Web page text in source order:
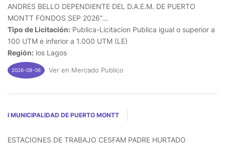
ANDRES BELLO DEPENDIENTE DEL D.A.E.M. DE PUERTO
MONTT FONDOS SEP 2026”...
Tipo de Licitación: Publica-Licitacion Publica igual o superior a
100 UTM e inferior a 1.000 UTM (LE)
Región: los Lagos
2026-08-06 Ver en Mercado Publico
I MUNICIPALIDAD DE PUERTO MONTT
ESTACIONES DE TRABAJO CESFAM PADRE HURTADO